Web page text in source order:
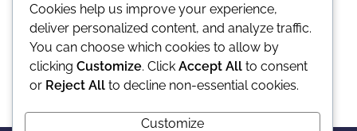
Cookies help us improve your experience,
deliver personalized content, and analyze traffic.
You can choose which cookies to allow by
clicking Customize. Click Accept All to consent
or Reject All to decline non-essential cookies.
Customize